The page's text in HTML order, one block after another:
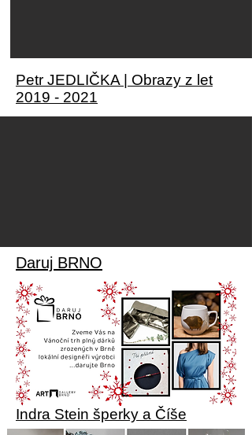
Petr JEDLIČKA | Obrazy z let
2019 - 2021
Daruj BRNO
Indra Stein šperky a Číše